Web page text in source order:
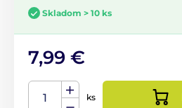
Skladom > 10 ks
7,99 €
ks